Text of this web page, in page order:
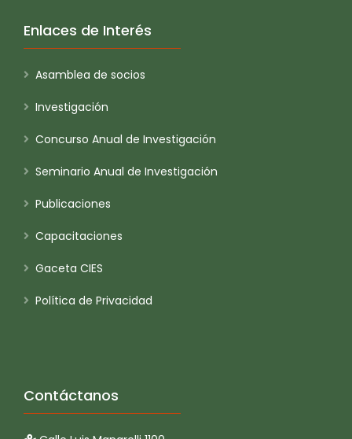
Enlaces de Interés
Asamblea de socios
Investigación
Concurso Anual de Investigación
Seminario Anual de Investigación
Publicaciones
Capacitaciones
Gaceta CIES
Política de Privacidad
Contáctanos